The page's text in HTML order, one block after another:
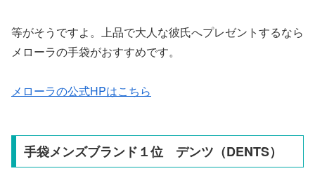
等がそうですよ。上品で大人な彼氏へプレゼントするなら
メローラの手袋がおすすめです。
メローラの公式HPはこちら
手袋メンズブランド１位 デンツ（DENTS）